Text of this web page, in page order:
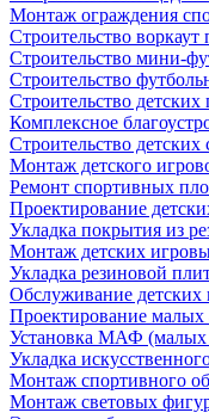
Монтаж ограждения
Строительство
Строительство мини-
Строительство
Строительство
Комплексное
Строительство
Монтаж детского
Ремонт спортивных
Проектирование
Укладка покрытия из
Монтаж детских
Укладка резиновой
Обслуживание детских
Проектирование
Установка МАФ (малых
Укладка
Монтаж спортивного
Монтаж световых